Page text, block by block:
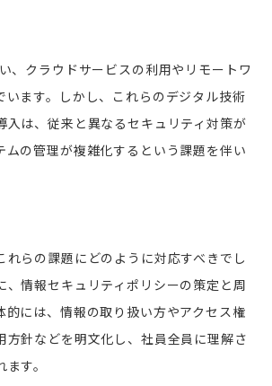
、クラウドサービスの利用やリモートワ
います。しかし、これらのデジタル技術
入は、従来と異なるセキュリティ対策が
ムの管理が複雑化するという課題を伴い
れらの課題にどのように対応すべきでし
、情報セキュリティポリシーの策定と周
的には、情報の取り扱い方やアクセス権
方針などを明文化し、社員全員に理解さ
す。